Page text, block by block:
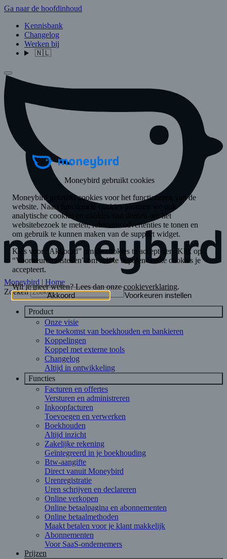
Ga naar de hoofdinhoud
Kennisbank
Changelog
Werken bij
🇳🇱
Moneybird | Home
Zoeken
Product
Onze visie
De toekomst van boekhouden en bankieren
Koppelingen
Koppel met externe tools
Changelog
Altijd in ontwikkeling
Functies
Facturen en offertes
Versturen en administreren
Inkoopfacturen
Toevoegen en verwerken
Boekhouden
Altijd inzicht
Zakelijke rekening
Geïntegreerd in je boekhouding
Btw-aangifte
Direct vanuit Moneybird
Urenregistratie
Uren schrijven en declareren
Online verkopen
Online betaalpagina en abonnementen
Online betaalmethoden
Maakt betalen voor je klant makkelijk
Abonnementen
Voor SaaS-ondernemers
Prijzen